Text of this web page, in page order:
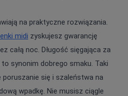
na praktyczne rozwiązania.
midi zyskujesz gwarancję
całą noc. Długość sięgająca za
to synonim dobrego smaku. Taki
się i szaleństwa na
wpadkę. Nie musisz ciągle